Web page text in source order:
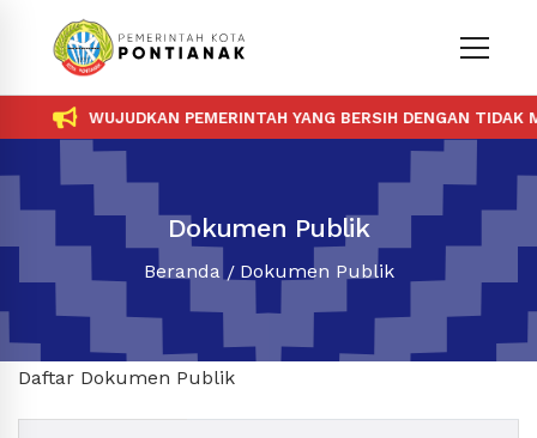
WUJUDKAN PEMERINTAH YANG BERSIH DENGAN TIDAK
Dokumen Publik
Beranda Dokumen Publik
Daftar Dokumen Publik